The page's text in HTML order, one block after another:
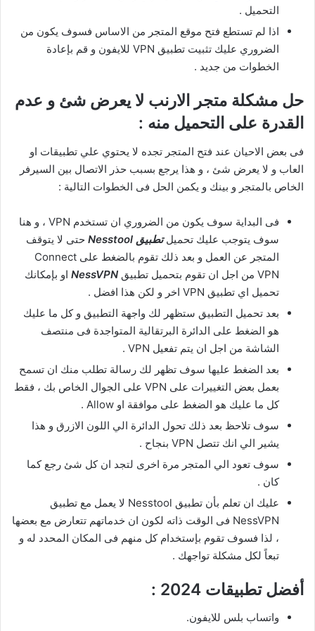
التحميل .
اذا لم تستطع فتح موقع المتجر من الاساس فسوف يكون من
الضروري عليك تثبيت تطبيق VPN للايفون و قم بإعادة
الخطوات من جديد .
حل مشكلة متجر الارنب لا يعرض شئ و عدم
القدرة على التحميل منه :
فى بعض الاحيان عند فتح المتجر تجده لا يحتوي علي تطبيقات او
العاب و لا يعرض شئ ، و هذا يرجع بسبب حذر الاتصال بين السيرفر
الخاص بالمتجر و بينك و يكمن الحل فى الخطوات التالية :
فى البداية سوف يكون من الضروري ان تستخدم VPN ، و هنا
سوف يتوجب عليك تحميلتطبيق Nesstool
حتى لا يتوقف
المتجر عن العمل و بعد ذلك تقوم بالضغط على Connect
VPN من اجل ان تقوم بتحميل تطبيق
او بإمكانك
تحميل اي تطبيق VPN اخر و لكن هذا افضل .
بعد تحميل التطبيق ستظهر لك واجهة التطبيق و كل ما عليك
هو الضغط على الدائرة البرتقالية المتواجدة فى منتصف
الشاشة من اجل ان يتم تفعيل VPN .
بعد الضغط عليها سوف تظهر لك رسالة تطلب منك ان تسمح
بعمل بعض التغييرات على VPN على الجوال الخاص بك ، فقط
كل ما عليك هو الضغط على موافقة او Allow .
سوف تلاحظ بعد ذلك تحول الدائرة الي اللون الازرق و هذا
يشير الي انك تتصل VPN بنجاح .
سوف تعود الي المتجر مرة اخرى لتجد ان كل شئ رجع كما
كان .
عليك ان تعلم بأن تطبيق Nesstool لا يعمل مع تطبيق
NessVPN فى الوقت ذاته لكون ان خدماتهم تتعارض مع بعضها
، لذا فسوف تقوم بإستخدام كل منهم فى المكان المحدد له و
تبعاً لكل مشكلة تواجهك .
أفضل تطبيقات 2024 :
واتساب بلس للايفون.